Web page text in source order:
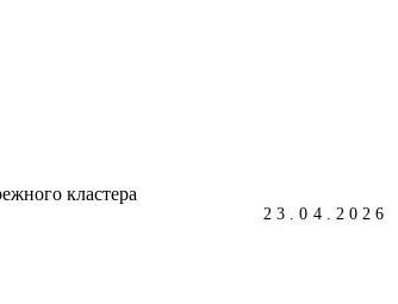
23.04.2026